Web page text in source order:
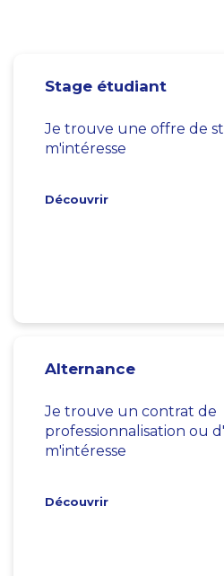
Stage étudiant
Je trouve une offre de
m'intéresse
Découvrir
Alternance
Je trouve un contrat de
professionnalisation ou
m'intéresse
Découvrir